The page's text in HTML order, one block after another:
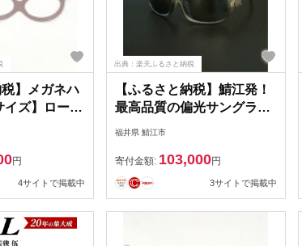
税】メガネハ
イズ】ローズ
革製)kazama
円
4サイトで掲載中
出典：楽天ふるさと納税
【ふるさと納税】鯖江発！
最高品質の偏光サングラ
ス 556glass Muroto /
556glass Muroto.C【I-
12711】
福井県 鯖江市
寄付金額: 103,000円
3サイトで掲載中